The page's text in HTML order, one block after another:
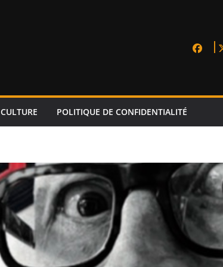
CULTURE POLITIQUE DE CONFIDENTIALITÉ